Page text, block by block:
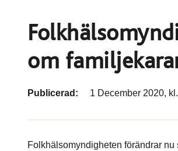
om
Publicerad: 1 December 2020,
Folkhälsomyndigheten förändrar